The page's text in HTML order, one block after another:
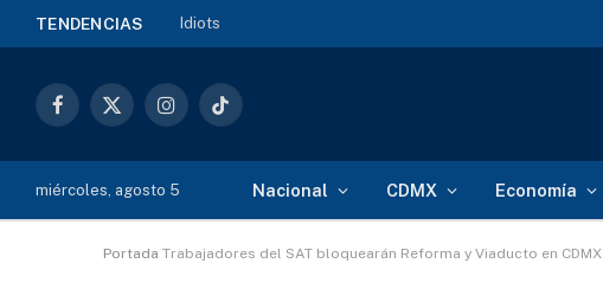
TENDENCIAS Idiots
Facebook
X
InstagramTikTok
miércoles, agosto 5 Nacional CDMX Economía
Portada Trabajadores del SAT bloquearán Reforma y Viaducto en CDMX